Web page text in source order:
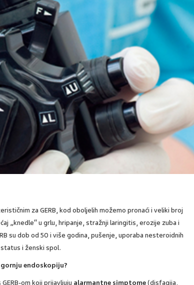
za GERB, kod oboljelih možemo pronaći i veliki broj
„knedle“ u grlu, hripanje, stražnji laringitis, erozije zuba i
su dob od 50 i više godina, pušenje, uporaba nesteroidnih
i ženski spol.
endoskopiju?
om koji prijavljuju alarmantne simptome(disfagija,